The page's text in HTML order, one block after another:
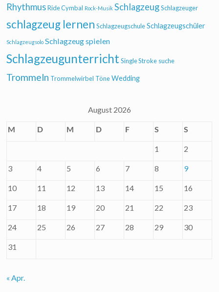
Rhythmus Ride Cymbal Rock-Musik Schlagzeug Schlagzeuger
schlagzeug lernen Schlagzeugschule Schlagzeugschüler
Schlagzeugsolo Schlagzeug spielen
Schlagzeugunterricht Single Stroke suche
Trommeln Trommelwirbel Töne Wedding
August 2026
M D M D F S S
1 2
3 4 5 6 7 8 9
10 11 12 13 14 15 16
17 18 19 20 21 22 23
24 25 26 27 28 29 30
31
« Apr.